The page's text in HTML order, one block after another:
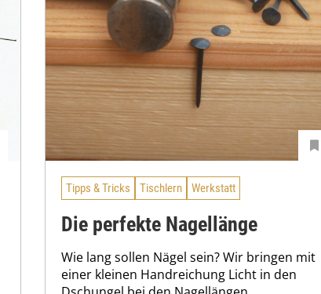
Tipps & Tricks Tischlern Werkstatt
Die perfekte Nagellänge
Wie lang sollen Nägel sein? Wir bringen mit
einer kleinen Handreichung Licht in den